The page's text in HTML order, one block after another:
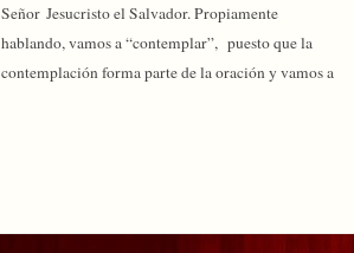
Señor Jesucristo el Salvador. Propiamente
hablando, vamos a “contemplar”, puesto que la
contemplación forma parte de la oración y vamos a